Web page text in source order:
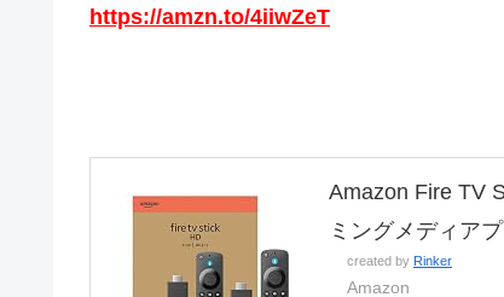
https://amzn.to/4iiwZeT
Amazon Fire TV
ミングメディア
created by Rinker
Amazon